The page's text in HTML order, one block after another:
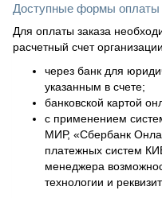
Доступные формы оплаты
Для оплаты заказа
расчетный счет
через банк для
указанным в счете;
банковской картой
с применением
МИР, «Сбербанк
платежных систем
менеджера
технологии и